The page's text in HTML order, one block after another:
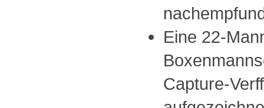
Eine 22-
Capture-